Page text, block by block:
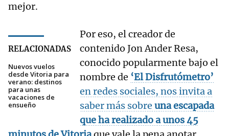
mejor.
RELACIONADAS
Nuevos vuelos
desde Vitoria para
verano: destinos
para unas
vacaciones de
ensueño
Por eso, el creador de
contenido Jon Ander Resa,
conocido popularmente bajo el
nombre de ‘El Disfrutómetro’
en redes sociales, nos invita a
saber más sobre una escapada
que ha realizado a unos 45